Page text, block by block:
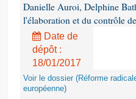
Danielle Auroi, Delphine
l'élaboration et du contrôle
Date de
dépôt :
18/01/2017
Voir le dossier (Réforme
européenne)